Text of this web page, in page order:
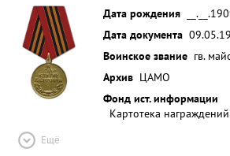
Дата рождения
Дата документа
Воинское звание гв.
Архив ЦАМО
Фонд ист. информации
Картотека награждений
Ещё